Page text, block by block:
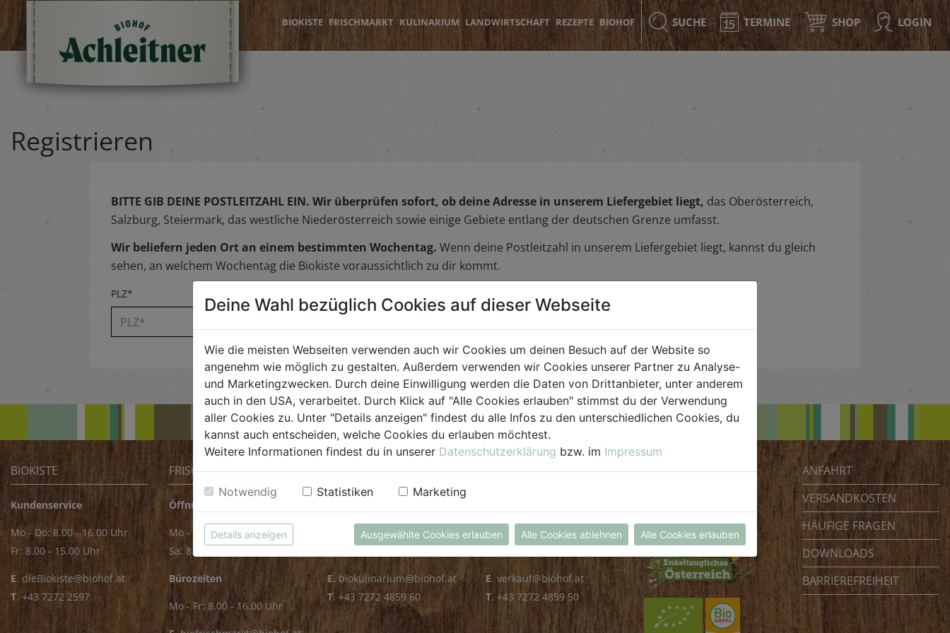
BIOKISTE FRISCHMARKT KULINARIUM LANDWIRTSCHAFT REZEPTE BIOHOF SUCHE TERMINE SHOP LOGIN
Registrieren
BITTE GIB DEINE POSTLEITZAHL EIN. Wir überprüfen sofort, ob deine Adresse in unserem Liefergebiet liegt, das Oberösterreich,
Salzburg, Steiermark, das westliche Niederösterreich sowie einige Gebiete entlang der deutschen Grenze umfasst.
Wir beliefern jeden Ort an einem bestimmten Wochentag. Wenn deine Postleitzahl in unserem Liefergebiet liegt, kannst du gleich
sehen, an welchem Wochentag die Biokiste voraussichtlich zu dir kommt.
PLZ*
BIOKISTE
Kundenservice
Mo - Do: 8.00 - 16.00 Uhr
Fr: 8.00 - 15.00 Uhr
E. dieBiokiste@biohof.at
T. +43 7272 2597
FRISCHMARKT
Öffnungszeiten
Mo - Fr: 8.00 - 18.00 Uhr
Sa: 8.00 - 14.00 Uhr
Bürozeiten
Mo - Fr: 8.00 - 16.00 Uhr
KULINARIUM
Mo - Fr: 8.00 - 14.30 Uhr
E. biokulinarium@biohof.at
T. +43 7272 4859 60
GROSSHANDEL
Mo - Do: 8.00 - 16.00 Uhr
E. verkauf@biohof.at
T. +43 7272 4859 50
Biohof Achleitner
4070 Eferding
Österreich
ANFAHRT
VERSANDKOSTEN
HÄUFIGE FRAGEN
DOWNLOADS
BARRIEREFREIHEIT
Deine Wahl bezüglich Cookies auf dieser Webseite
Wie die meisten Webseiten verwenden auch wir Cookies um deinen Besuch auf der Website so
angenehm wie möglich zu gestalten. Außerdem verwenden wir Cookies unserer Partner zu Analyse-
und Marketingzwecken. Durch deine Einwilligung werden die Daten von Drittanbieter, unter anderem
auch in den USA, verarbeitet. Durch Klick auf "Alle Cookies erlauben" stimmst du der Verwendung
aller Cookies zu. Unter "Details anzeigen" findest du alle Infos zu den unterschiedlichen Cookies, du
kannst auch entscheiden, welche Cookies du erlauben möchtest.
Weitere Informationen findest du in unserer Datenschutzerklärung bzw. im Impressum
Notwendig Statistiken Marketing
Details anzeigen Ausgewählte Cookies erlauben Alle Cookies ablehnen Alle Cookies erlauben